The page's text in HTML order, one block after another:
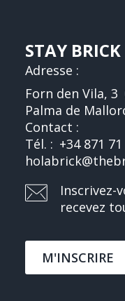
STAY BRICK
Adresse :
Forn den Vila, 3
Palma de
Contact :
Tél. : +34 871 71
Inscrivez-
recevez
M'INSCRIRE